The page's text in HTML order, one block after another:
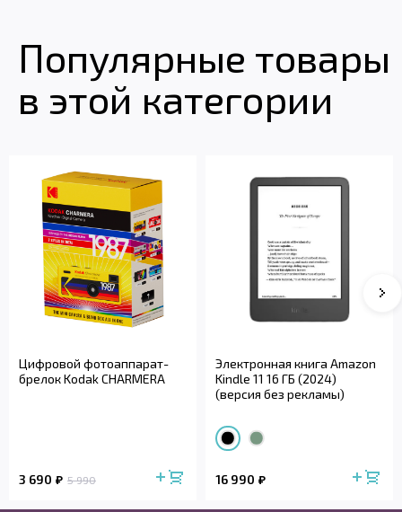
Популярные товары
в этой категории
Цифровой фотоаппарат-
брелок Kodak CHARMERA
3 690 5 990
Электронная книга Amazon
Kindle 11 16 ГБ (2024)
(версия без рекламы)
16 990